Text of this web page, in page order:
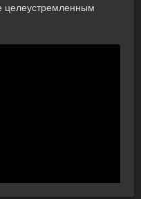
целеустремленным